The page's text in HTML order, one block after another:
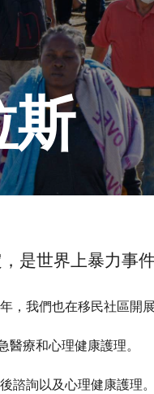
斯​
是世界上暴力事
我們也在移民社區開
療和心理健康護理。​
詢以及心理健康護理